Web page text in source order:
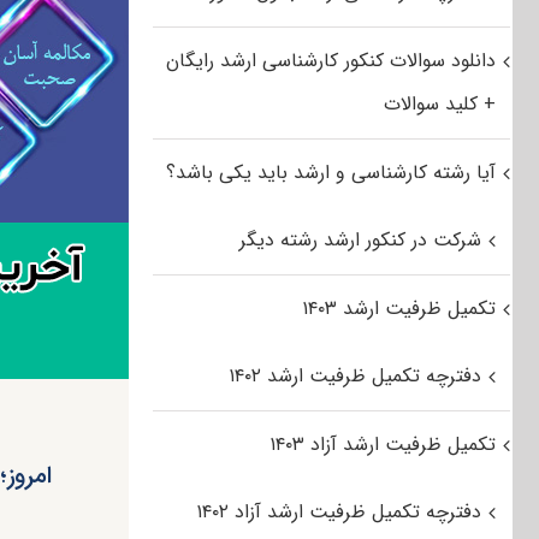
دانلود سوالات کنکور کارشناسی ارشد رایگان
+ کلید سوالات
آیا رشته کارشناسی و ارشد باید یکی باشد؟
شرکت در کنکور ارشد رشته دیگر
تکمیل ظرفیت ارشد ۱۴۰۳
دفترچه تکمیل ظرفیت ارشد ۱۴۰۲
تکمیل ظرفیت ارشد آزاد ۱۴۰۳
دفترچه تکمیل ظرفیت ارشد آزاد ۱۴۰۲